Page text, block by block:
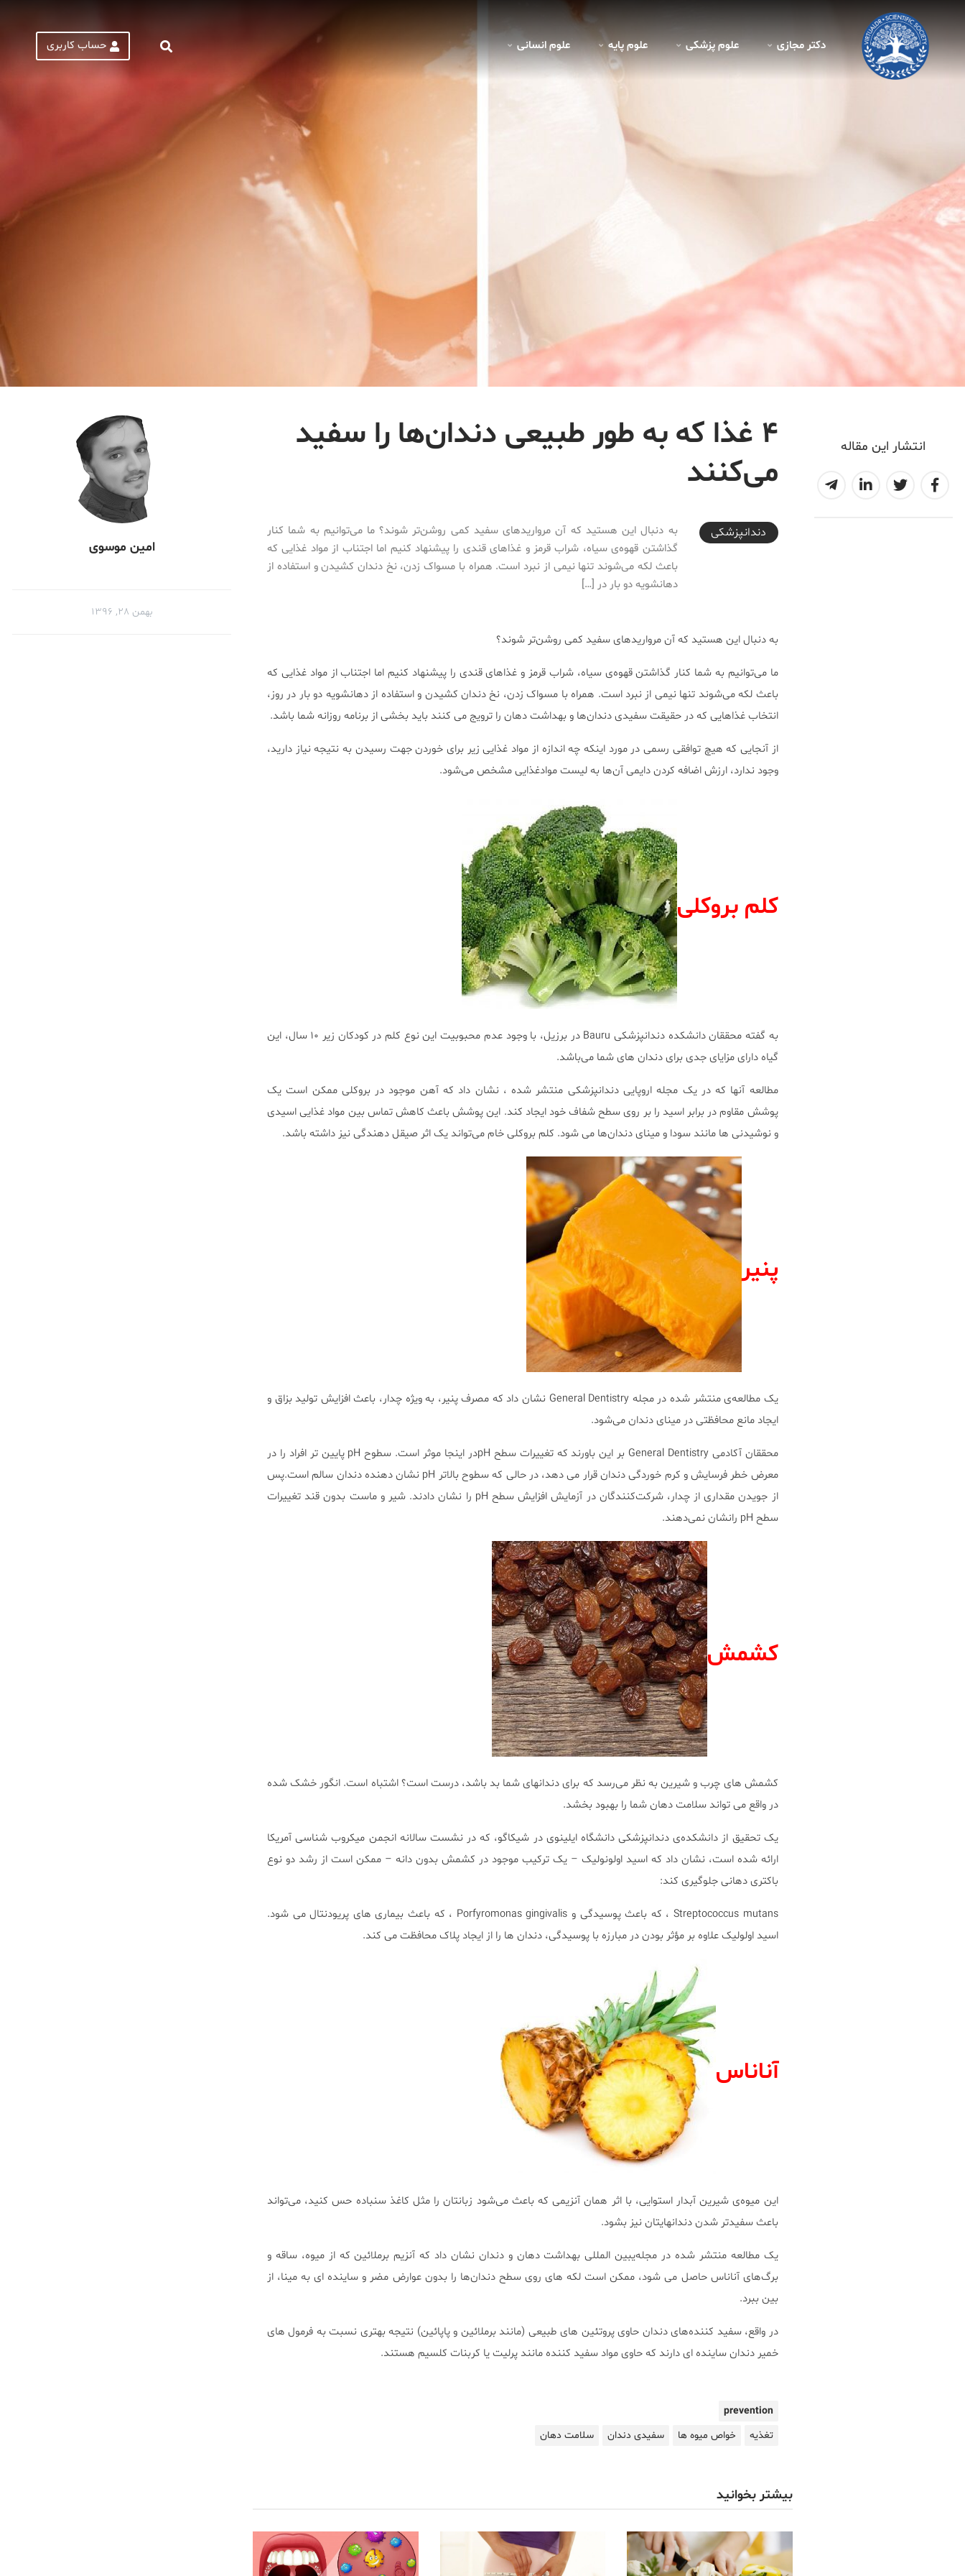
دکتر مجازی علوم پزشکی علوم پايه علوم انسانی حساب کاربری
انتشار این مقاله
۴ غذا که به طور طبیعی دندان‌ها را سفید
می‌کنند
2018-02-17T12:30:05+03:30
دندانپزشکی
به دنبال این هستید که آن مروارید‌های سفید کمی روشن‌تر شوند؟ ما می‌توانیم به شما کنار
گذاشتن قهوه‌ی سیاه، شراب قرمز و غذاهای قندی را پیشنهاد کنیم اما اجتناب از مواد غذایی که
باعث لکه می‌شوند تنها نیمی از نبرد است. همراه با مسواک زدن، نخ دندان کشیدن و استفاده از
دهانشویه دو بار در […]
به دنبال این هستید که آن مروارید‌های سفید کمی روشن‌تر شوند؟
ما می‌توانیم به شما کنار گذاشتن قهوه‌ی سیاه، شراب قرمز و غذاهای قندی را پیشنهاد کنیم اما اجتناب از مواد غذایی که
باعث لکه می‌شوند تنها نیمی از نبرد است. همراه با مسواک زدن، نخ دندان کشیدن و استفاده از دهانشویه دو بار در روز،
انتخاب غذاهایی که در حقیقت سفیدی دندان‌ها و بهداشت دهان را ترویج می کنند باید بخشی از برنامه‌ روزانه شما باشد.
از آنجایی که هیچ توافقی رسمی در مورد اینکه چه اندازه از مواد غذایی زیر برای خوردن جهت رسیدن به نتیجه نیاز دارید،
وجود ندارد، ارزش اضافه کردن دایمی آن‌ها به لیست موادغذایی مشخص می‌شود.
کلم بروکلی
به گفته محققان دانشکده دندانپزشکی Bauru در برزیل، با وجود عدم محبوبیت این نوع کلم در کودکان زیر ۱۰ سال، این
گیاه دارای مزایای جدی برای دندان های شما می‌باشد.
مطالعه آنها که در یک مجله اروپایی دندانپزشکی منتشر شده ، نشان داد که آهن موجود در بروکلی ممکن است یک
پوشش مقاوم در برابر اسید را بر روی سطح شفاف خود ایجاد کند. این پوشش باعث کاهش تماس بین مواد غذایی اسیدی
و نوشیدنی ها مانند سودا و مینای دندان‌ها می شود. کلم بروکلی خام می‌تواند یک اثر صیقل دهندگی نیز داشته باشد.
پنیر
یک مطالعه‌ی منتشر شده در مجله General Dentistry نشان داد که مصرف پنیر، به ویژه چدار، باعث افزایش تولید بزاق و
ایجاد مانع محافظتی در مینای دندان می‌شود.
محققان آکادمی General Dentistry بر این باورند که تغییرات سطح pHدر اینجا موثر است. سطوح pH پایین تر افراد را در
معرض خطر فرسایش و کرم خوردگی دندان قرار می دهد، در حالی که سطوح بالاتر pH نشان دهنده دندان سالم است.پس
از جویدن مقداری از چدار، شرکت‌کنندگان در آزمایش افزایش سطح pH را نشان دادند. شیر و ماست بدون قند تغییرات
سطح pH رانشان نمی‌دهند.
کشمش
کشمش های چرب و شیرین به نظر می‌رسد که برای دندانهای شما بد باشد، درست است؟ اشتباه است. انگور خشک شده
در واقع می تواند سلامت دهان شما را بهبود بخشد.
یک تحقیق از دانشکده‌ی دندانپزشکی دانشگاه ایلینوی در شیکاگو، که در نشست سالانه انجمن میکروب شناسی آمریکا
ارائه شده است، نشان داد که اسید اولونولیک – یک ترکیب موجود در کشمش بدون دانه – ممکن است از رشد دو نوع
باکتری دهانی جلوگیری کند:
Streptococcus mutans ، که باعث پوسیدگی و Porfyromonas gingivalis ، که باعث بیماری های پریودنتال می شود.
اسید اولولیک علاوه بر مؤثر بودن در مبارزه با پوسیدگی، دندان ها را از ایجاد پلاک محافظت می کند.
آناناس
این میوه‌ی شیرین آبدار استوایی، با اثر همان آنزیمی که باعث می‌شود زبانتان را مثل کاغذ سنباده حس کنید، می‌تواند
باعث سفیدتر شدن دندانهایتان نیز بشود.
یک مطالعه منتشر شده در مجله‌یبین المللی بهداشت دهان و دندان نشان داد که آنزیم برملائین که از میوه، ساقه و
برگ‌های آناناس حاصل می شود، ممکن است لکه های روی سطح دندان‌ها را بدون عوارض مضر و ساینده ای به مینا، از
بین ببرد.
در واقع، سفید کننده‌های دندان حاوی پروتئین های طبیعی (مانند برملائین و پاپائین) نتیجه بهتری نسبت به فرمول های
خمیر دندان ساینده ای دارند که حاوی مواد سفید کننده مانند پرلیت یا کربنات کلسیم هستند.
prevention
تغذیه
خواص میوه ها سفیدی دندان سلامت دهان
بیشتر بخوانید
امین موسوی
بهمن ۲۸, ۱۳۹۶